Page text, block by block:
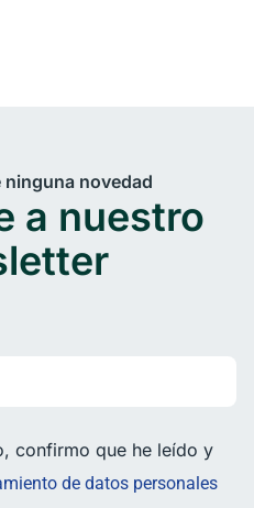
ninguna novedad
a nuestro
confirmo que he leído y
de datos personales